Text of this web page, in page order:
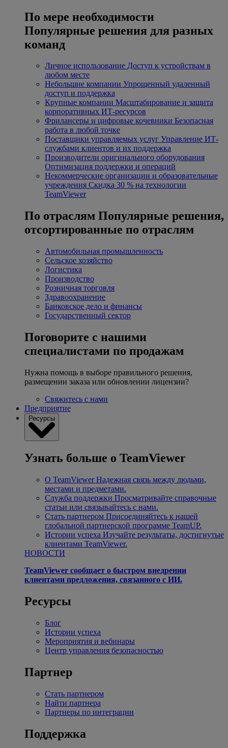
По мере необходимости
Популярные решения для разных
команд
Личное использование Доступ к устройствам в
любом месте
Небольшие компании Упрощенный удаленный
доступ и поддержка
Крупные компании Масштабирование и защита
корпоративных ИТ-ресурсов
Фрилансеры и цифровые кочевники Безопасная
работа в любой точке
Поставщики управляемых услуг Управление ИТ-
службами клиентов и их поддержка
Производители оригинального оборудования
Оптимизация поддержки и операций
Некоммерческие организации и образовательные
учреждения Скидка 30 % на технологии
TeamViewer
По отраслям Популярные решения,
отсортированные по отраслям
Автомобильная промышленность
Сельское хозяйство
Логистика
Производство
Розничная торговля
Здравоохранение
Банковское дело и финансы
Государственный сектор
Поговорите с нашими
специалистами по продажам
Нужна помощь в выборе правильного решения,
размещении заказа или обновлении лицензии?
Свяжитесь с нами
Предприятие
Ресурсы
Узнать больше о TeamViewer
О TeamViewer Надежная связь между людьми,
местами и предметами.
Служба поддержки Просматривайте справочные
статьи или связывайтесь с нами.
Стать партнером Присоединяйтесь к нашей
глобальной партнерской программе TeamUP.
Истории успеха Изучайте результаты, достигнутые
клиентами TeamViewer.
НОВОСТИ
TeamViewer сообщает о быстром внедрении
клиентами предложения, связанного с ИИ.
Ресурсы
Блог
Истории успеха
Мероприятия и вебинары
Центр управления безопасностью
Партнер
Стать партнером
Найти партнера
Партнеры по интеграции
Поддержка